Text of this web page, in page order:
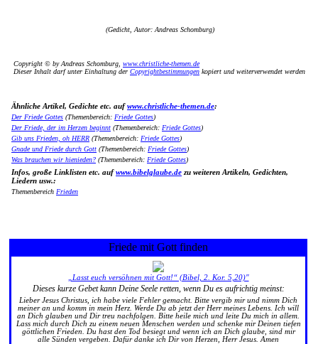
(Gedicht, Autor: Andreas Schomburg)
Copyright © by Andreas Schomburg, www.christliche-themen.de
Dieser Inhalt darf unter Einhaltung der Copyrightbestimmungen kopiert und weiterverwendet werden
Ähnliche Artikel, Gedichte etc. aufwww.christliche-themen.de:
Der Friede Gottes (Themenbereich: Friede Gottes)
Der Friede, der im Herzen beginnt (Themenbereich: Friede Gottes)
Gib uns Frieden, oh HERR (Themenbereich: Friede Gottes)
Gnade und Friede durch Gott (Themenbereich: Friede Gottes)
Was brauchen wir hienieden? (Themenbereich: Friede Gottes)
Infos, große Linklisten etc. aufwww.bibelglaube.de zu weiteren Artikeln, Gedichten,
Liedern usw.:
Themenbereich Frieden
Friede mit Gott finden
„Lasst euch versöhnen mit Gott!“ (Bibel, 2. Kor. 5,20)"
Dieses kurze Gebet kann Deine Seele retten, wenn Du es aufrichtig meinst:
Lieber Jesus Christus, ich habe viele Fehler gemacht. Bitte vergib mir und nimm Dich
meiner an und komm in mein Herz. Werde Du ab jetzt der Herr meines Lebens. Ich will
an Dich glauben und Dir treu nachfolgen. Bitte heile mich und leite Du mich in allem.
Lass mich durch Dich zu einem neuen Menschen werden und schenke mir Deinen tiefen
göttlichen Frieden. Du hast den Tod besiegt und wenn ich an Dich glaube, sind mir
alle Sünden vergeben. Dafür danke ich Dir von Herzen, Herr Jesus. Amen